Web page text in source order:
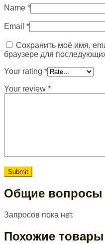
Name *
Email *
Сохранить моё имя,
браузере для
Your rating *
Your review *
Общие вопросы
Запросов пока нет.
Похожие товары